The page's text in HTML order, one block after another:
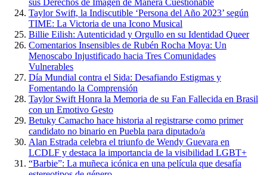
sus Derechos de Imagen de Manera Cuestionable
Taylor Swift, la Indiscutible ‘Persona del Año 2023’ según
TIME: La Victoria de una Icono Musical
Billie Eilish: Autenticidad y Orgullo en su Identidad Queer
Comentarios Insensibles de Rubén Rocha Moya: Un
Menoscabo Injustificado hacia Tres Comunidades
Vulnerables
Día Mundial contra el Sida: Desafiando Estigmas y
Fomentando la Comprensión
Taylor Swift Honra la Memoria de su Fan Fallecida en Brasil
con un Emotivo Gesto
Betuky Camacho hace historia al registrarse como primer
candidato no binario en Puebla para diputado/a
Alan Estrada celebra el triunfo de Wendy Guevara en
LCDLF y destaca la importancia de la visibilidad LGBT+
“Barbie”: La muñeca icónica en una película que desafía